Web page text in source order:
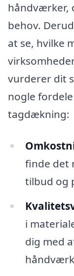
håndværker,
behov.
at se, hvilke
vurderer dit
nogle
tagdækning:
finde det
tilbud og
i
dig med